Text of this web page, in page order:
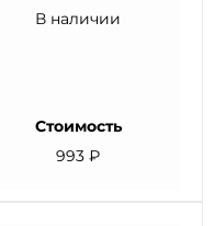
В наличии
Стоимость
993 ₽